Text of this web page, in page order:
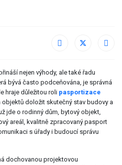
nejen výhody, ale také řadu
bývá často podceňována, je správná
hraje důležitou roli pasportizace
objektů doložit skutečný stav budovy a
jde o rodinný dům, bytový objekt,
areál, kvalitně zpracovaný pasport
s úřady i budoucí správu
dochovanou projektovou